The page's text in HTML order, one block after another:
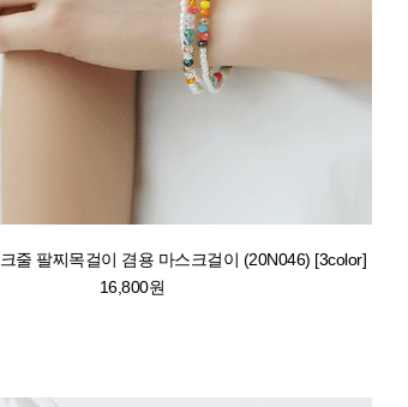
줄 팔찌목걸이 겸용 마스크걸이 (20N046) [3color]
16,800원